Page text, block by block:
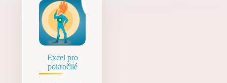
Excel pro
pokročilé